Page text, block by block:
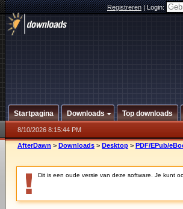
Registreren|Login:
Startpagina Downloads Top downloads
8/10/2026 8:15:44 PM
AfterDawn > Downloads > Desktop > PDF/EPub/
Dit is een oude versie van deze software. Je kunt